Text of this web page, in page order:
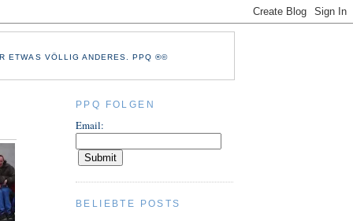
ETWAS VÖLLIG ANDERES. PPQ ®©
PPQ FOLGEN
Email:
BELIEBTE POSTS